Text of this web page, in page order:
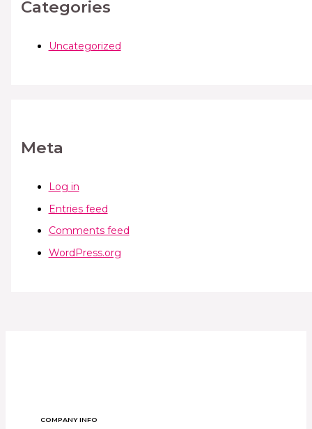
Categories
Uncategorized
Meta
Log in
Entries feed
Comments feed
WordPress.org
COMPANY INFO